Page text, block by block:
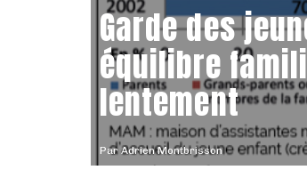
Par Adrien Montbrisson
Garde des
équilibre
lentement